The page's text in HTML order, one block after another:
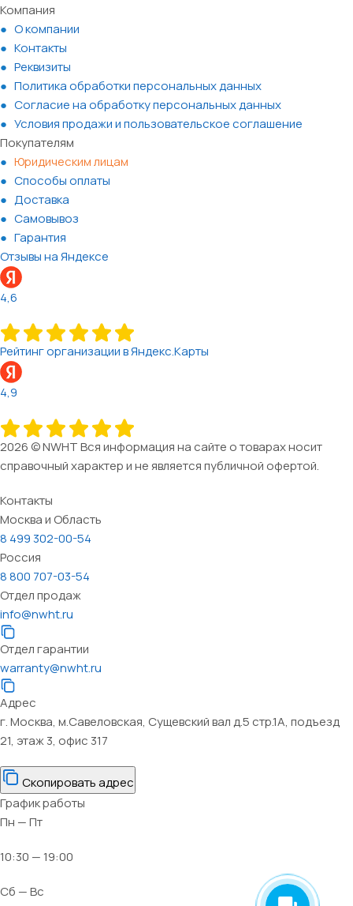
Компания
О компании
Контакты
Реквизиты
Политика обработки персональных данных
Согласие на обработку персональных данных
Условия продажи и пользовательское соглашение
Покупателям
Юридическим лицам
Способы оплаты
Доставка
Самовывоз
Гарантия
Отзывы на Яндексе
4,6
Рейтинг организации в Яндекс.Карты
4,9
2026 © NWHT Вся информация на сайте о товарах носит
справочный характер и не является публичной офертой.
Контакты
Москва и Область
8 499 302-00-54
Россия
8 800 707-03-54
Отдел продаж
info@nwht.ru
Отдел гарантии
warranty@nwht.ru
Адрес
г. Москва, м.Савеловская, Сущевский вал д.5 стр.1А, подъезд
21, этаж 3, офис 317
Скопировать адрес
График работы
Пн — Пт
10:30 — 19:00
Сб — Вс